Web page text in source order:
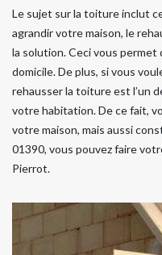
Le sujet sur la toiture inclut
agrandir votre maison, le
la solution. Ceci vous permet
domicile. De plus, si vous
rehausser la toiture est l’un
votre habitation. De ce fait,
votre maison, mais aussi
01390, vous pouvez faire
Pierrot.